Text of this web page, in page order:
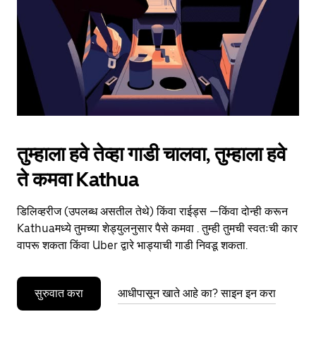
the
calendar.
तुम्हाला हवे तेव्हा गाडी चालवा, तुम्हाला हवे
ते कमवा Kathua
डिलिव्हरीज (उपलब्ध असतील तेथे) किंवा राईड्स —किंवा दोन्ही करून
Kathuaमध्ये तुमच्या शेड्युलनुसार पैसे कमवा . तुम्ही तुमची स्वतःची कार
वापरू शकता किंवा Uber द्वारे भाड्याची गाडी निवडू शकता.
सुरुवात करा आधीपासून खाते आहे का? साइन इन करा